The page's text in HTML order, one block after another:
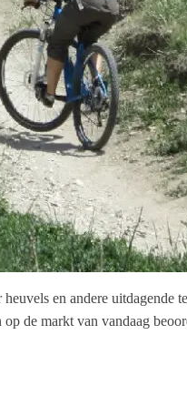
en andere uitdagende
de markt van vandaag